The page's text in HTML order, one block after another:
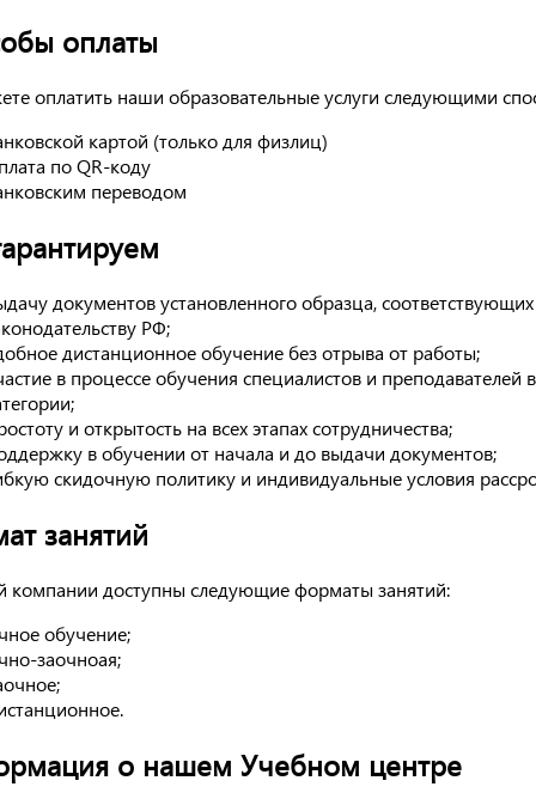
оплаты
оплатить наши образовательные услуги следующими
картой (только для физлиц)
по QR-коду
переводом
документов установленного образца, соответствующих
РФ;
дистанционное обучение без отрыва от работы;
в процессе обучения специалистов и преподавателей
и открытость на всех этапах сотрудничества;
в обучении от начала и до выдачи документов;
скидочную политику и индивидуальные условия
занятий
компании доступны следующие форматы занятий:
обучение;
заочноая;
о нашем Учебном центре